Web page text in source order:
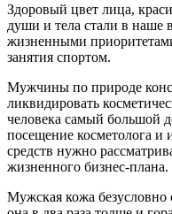
Здоровый цвет лица,
души и тела стали в
жизненными
занятия спортом.
Мужчины по природе
ликвидировать
человека самый большой
посещение косметолога и
средств нужно
жизненного бизнес-плана.
Мужская кожа безусловно